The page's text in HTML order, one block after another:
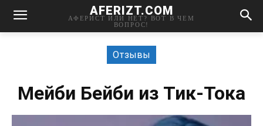
AFERIZT.COM
АФЕРИСТ ИЛИ НЕТ? ВОТ В ЧЕМ
ВОПРОС!
Отзывы
Мейби Бейби из Тик-Тока